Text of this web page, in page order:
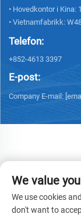
• Hovedkontor i Kina:
• Vietnamfabrikk:
Telefon:
+852-4613 3397
E-post:
Company E-mail:
Copyright ©
COMPANY
We value
We use cookies
don't want to